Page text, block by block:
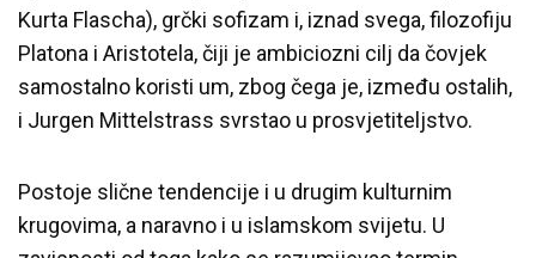
Kurta Flascha), grčki sofizam i, iznad svega, filozofiju
Platona i Aristotela, čiji je ambiciozni cilj da čovjek
samostalno koristi um, zbog čega je, između ostalih,
i Jurgen Mittelstrass svrstao u prosvjetiteljstvo.
Postoje slične tendencije i u drugim kulturnim
krugovima, a naravno i u islamskom svijetu. U